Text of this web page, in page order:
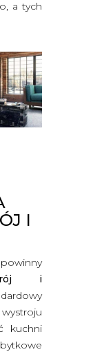
a tych
I
i
kuchni